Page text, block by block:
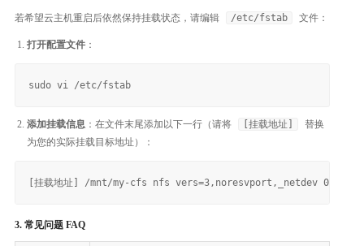
若希望云主机重启后依然保持挂载状态，请编辑 /etc/fstab 文件：
打开配置文件 ：
添加挂载信息 ：在文件末尾添加以下一行（请将 [挂载地址]
替换
为您的实际挂载目标地址）：
3. 常见问题 FAQ